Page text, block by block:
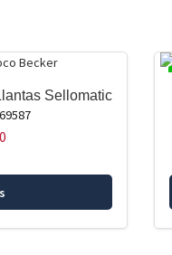
Sellomatic